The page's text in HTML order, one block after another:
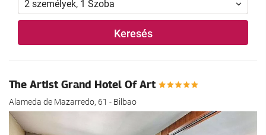
2 személyek, 1 Szoba
Keresés
The Artist Grand Hotel Of Art
Alameda de Mazarredo, 61 - Bilbao